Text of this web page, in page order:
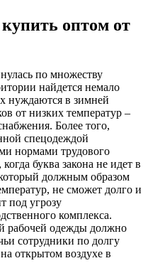
оптом от
по множеству
найдется немало
нуждаются в зимней
от низких температур –
Более того,
спецодеждой
нормами трудового
буква закона не идет в
должным образом
не сможет долго и
под угрозу
комплекса.
рабочей одежды должно
сотрудники по долгу
открытом воздухе в